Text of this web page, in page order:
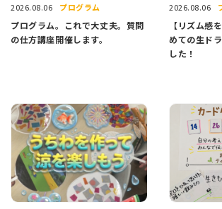
2026.08.06 プログラム
プログラム。これで大丈夫。質問
の仕方講座開催します。
2026.08.06
【リズム感
めての生ド
した！